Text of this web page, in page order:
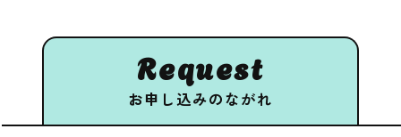
Request
お申し込みのながれ